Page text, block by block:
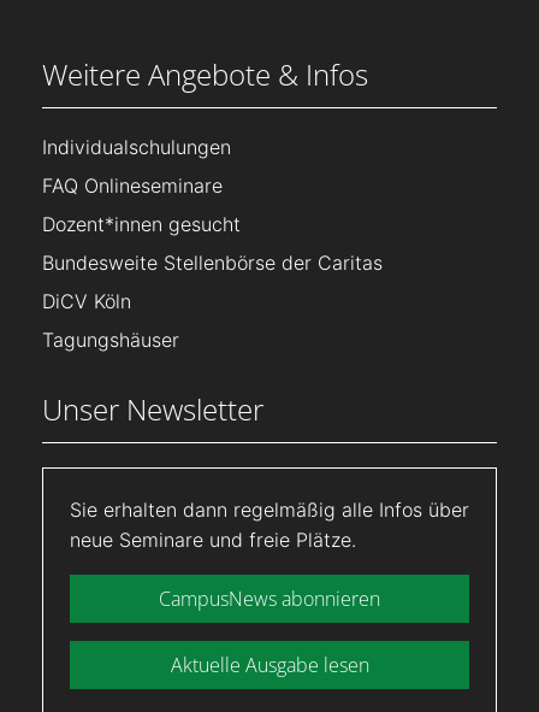
Weitere Angebote & Infos
Individualschulungen
FAQ Onlineseminare
Dozent*innen gesucht
Bundesweite Stellenbörse der Caritas
DiCV Köln
Tagungshäuser
Unser Newsletter
Sie erhalten dann regelmäßig alle Infos über
neue Seminare und freie Plätze.
CampusNews abonnieren
Aktuelle Ausgabe lesen